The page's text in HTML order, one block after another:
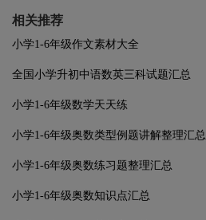
相关推荐
小学1-6年级作文素材大全
全国小学升初中语数英三科试题汇总
小学1-6年级数学天天练
小学1-6年级奥数类型例题讲解整理汇总
小学1-6年级奥数练习题整理汇总
小学1-6年级奥数知识点汇总